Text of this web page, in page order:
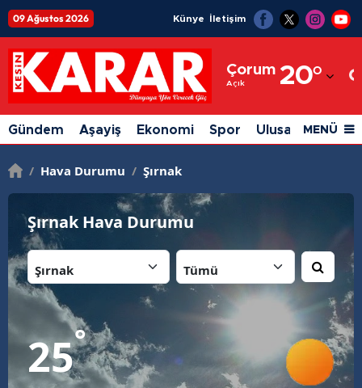
09 Ağustos 2026 Künye İletişim
Çorum
Açık 20°
Adıyaman
Afyonkarahisar
Ağrı
Antalya
Artvin
Balıkesir
Bilecik
Gündem Aşayiş Ekonomi Spor Ulusal Siyaset
MENÜ
/ Hava Durumu / Şırnak
Şırnak Hava Durumu
25°